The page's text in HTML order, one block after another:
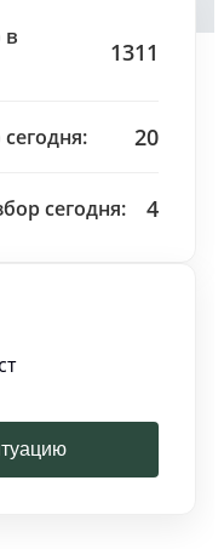
в
1311
20
сегодня: 4